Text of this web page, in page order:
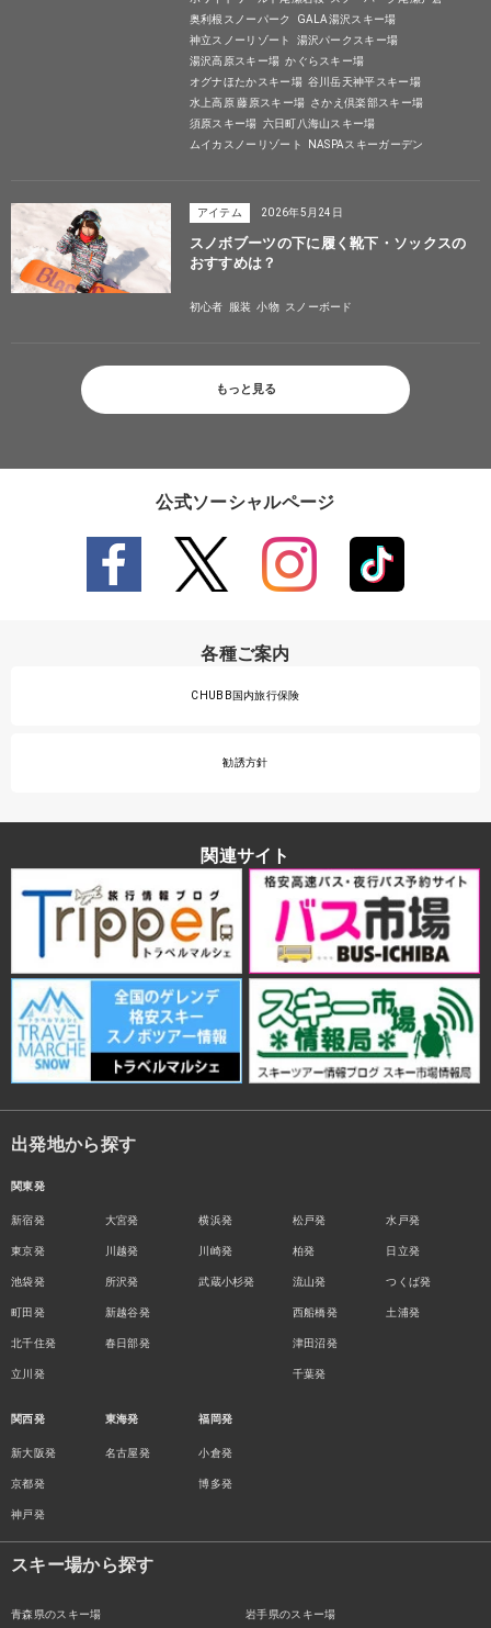
奥利根スノーパーク
GALA湯沢スキー場
神立スノーリゾート
湯沢パークスキー場
湯沢高原スキー場 かぐらスキー場
オグナほたかスキー場 谷川岳天神平スキー場
水上高原 藤原スキー場 さかえ倶楽部スキー場
須原スキー場 六日町八海山スキー場
ムイカスノーリゾート
NASPAスキーガーデン
アイテム 2026年5月24日
スノボブーツの下に履く靴下・ソックスの
おすすめは？
初心者 服装 小物 スノーボード
もっと見る
公式ソーシャルページ
各種ご案内
CHUBB国内旅行保険
勧誘方針
関連サイト
出発地から探す
関東発
新宿発
東京発
池袋発
町田発
北千住発
立川発
大宮発
川越発
所沢発
新越谷発
春日部発
横浜発
川崎発
武蔵小杉発
松戸発
柏発
流山発
西船橋発
津田沼発
千葉発
水戸発
日立発
つくば発
土浦発
関西発
新大阪発
京都発
神戸発
東海発
名古屋発
福岡発
小倉発
博多発
スキー場から探す
青森県のスキー場 岩手県のスキー場